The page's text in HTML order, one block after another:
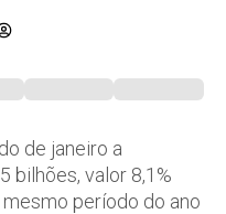
de janeiro a
bilhões, valor 8,1%
período do ano